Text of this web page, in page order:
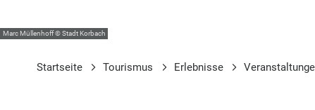
Marc Müllenhoff © Stadt Korbach
Startseite Tourismus Erlebnisse